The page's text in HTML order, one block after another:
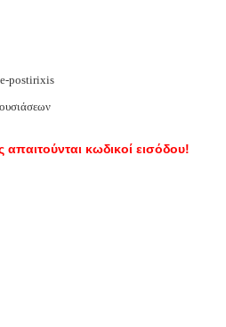
postirixis
κωδικοί εισόδου!